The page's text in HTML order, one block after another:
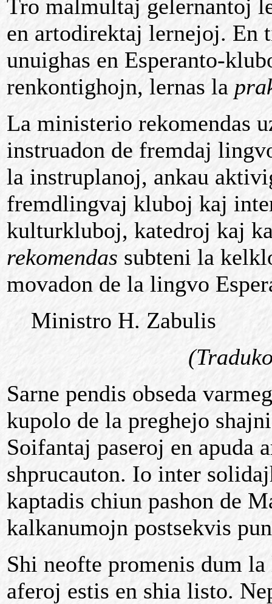
Tro malmultaj gelernantoj
en artodirektaj lernejoj. En
unuighas en Esperanto-
renkontighojn, lernas la
La ministerio rekomendas
instruadon de fremdaj
la instruplanoj, ankau
fremdlingvaj kluboj kaj
kulturkluboj, katedroj kaj
rekomendas subteni la
movadon de la lingvo
Ministro H. Zabulis
Sarne pendis obseda
kupolo de la preghejo
Soifantaj paseroj en apuda
shprucauton. Io inter
kaptadis chiun pashon de
kalkanumojn postsekvis
Shi neofte promenis dum
aferoj estis en shia listo.